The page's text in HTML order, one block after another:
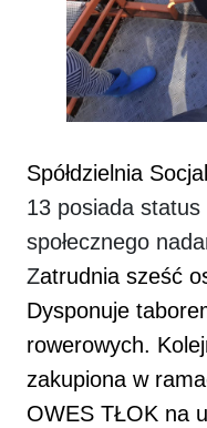
Spółdzielnia
13 posiada
społecznego
Zatrudnia sześć
Dysponuje
rowerowych.
zakupiona w
OWES TŁOK na